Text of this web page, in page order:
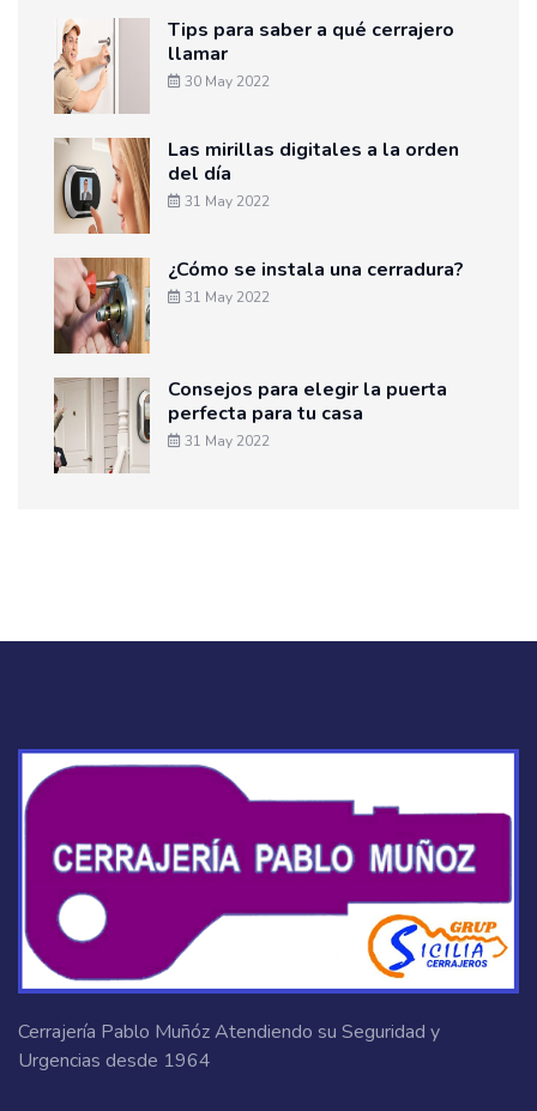
Tips para saber a qué cerrajero
llamar
30 May 2022
Las mirillas digitales a la orden
del día
31 May 2022
¿Cómo se instala una cerradura?
31 May 2022
Consejos para elegir la puerta
perfecta para tu casa
31 May 2022
Cerrajería Pablo Muñóz Atendiendo su Seguridad y
Urgencias desde 1964